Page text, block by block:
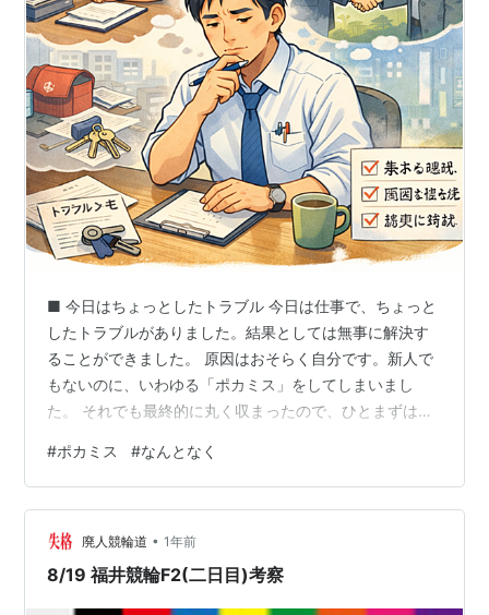
■ 今日はちょっとしたトラブル 今日は仕事で、ちょっと
したトラブルがありました。結果としては無事に解決す
ることができました。 原因はおそらく自分です。新人で
もないのに、いわゆる「ポカミス」をしてしまいまし
た。 それでも最終的に丸く収まったので、ひとまずは良
たのは、やはり基本動作の重要性です。 慣れた頃、油断
した瞬間、大きな事故ではなくても、インシデントの芽
は確実に潜んでいます。 「ちゃんとやる」 当たり前のこ
とですが、それを継続する難しさと大切さが身に染みま
した。 ■ 今日の出来事から思ったこと 今日のアクシデン
#ポカミス #なんとなく
廃人競輪道 • 1年前
8/19 福井競輪F2(二日目)考察